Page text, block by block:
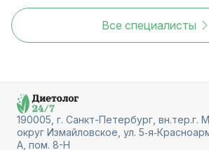
Все специалисты
190005, г. Санкт-Петербург, вн.тер.г.
округ Измайловское, ул.
А, пом. 8-Н